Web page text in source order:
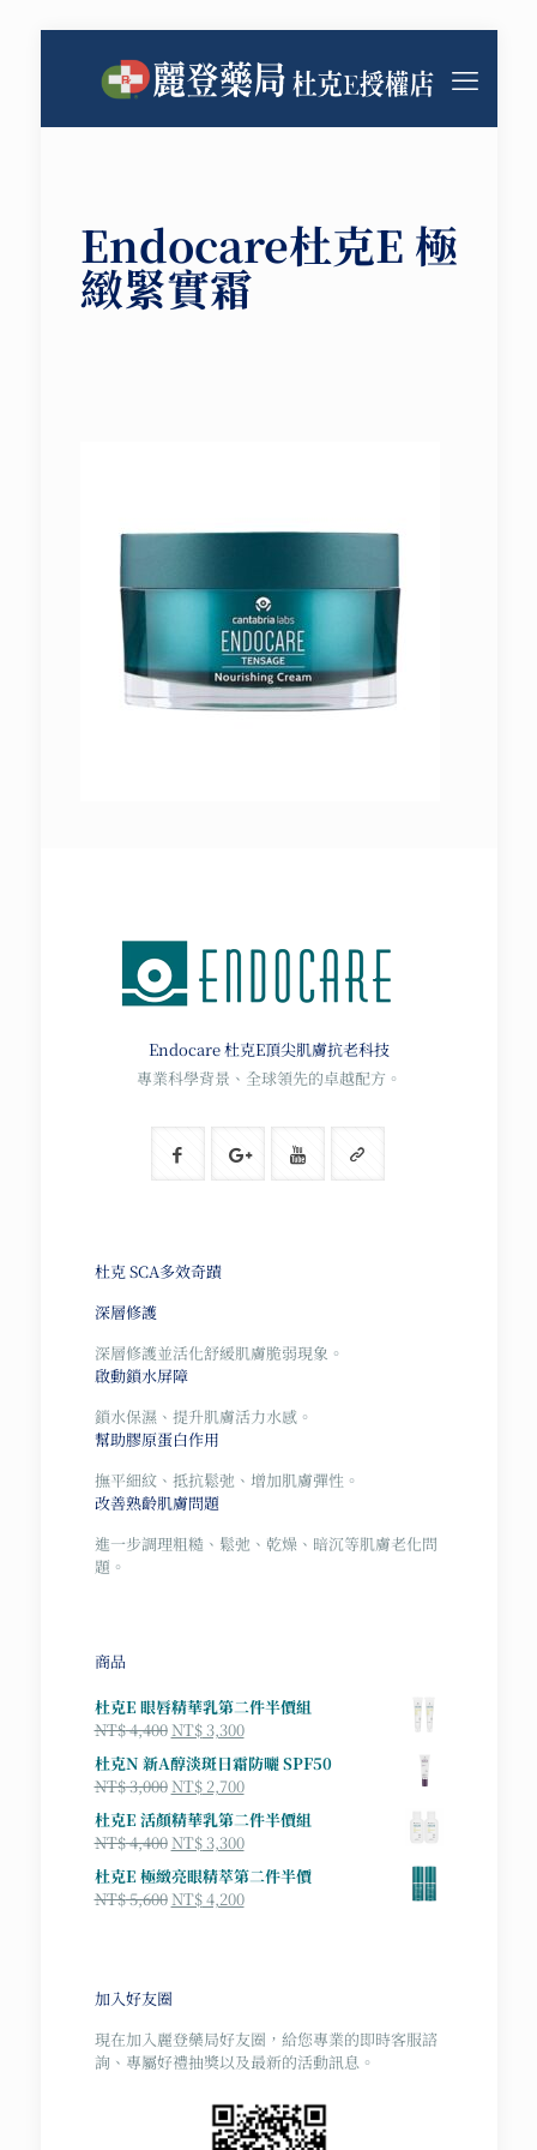
Endocare杜克E 極
緻緊實霜
Endocare 杜克E頂尖肌膚抗老科技
專業科學背景、全球領先的卓越配方。
杜克 SCA多效奇蹟
深層修護
深層修護並活化舒緩肌膚脆弱現象。
啟動鎖水屏障
鎖水保濕、提升肌膚活力水感。
幫助膠原蛋白作用
撫平細紋、抵抗鬆弛、增加肌膚彈性。
改善熟齡肌膚問題
進一步調理粗糙、鬆弛、乾燥、暗沉等肌膚老化問
題。
商品
杜克E 眼唇精華乳第二件半價組
NT$4,400原
始
價
格：
NT$ 4,400。
NT$3,300目
前
價
格：
NT$ 3,300。
杜克N 新A醇淡斑日霜防曬 SPF50
NT$3,000原
始
價
格：
NT$ 3,000。
NT$2,700目
前
價
格：
NT$ 2,700。
杜克E 活顏精華乳第二件半價組
NT$4,400原
始
價
格：
NT$3,300目
前
價
格：
杜克E 極緻亮眼精萃第二件半價
NT$5,600原
NT$ 5,600。
NT$4,200目
加入好友圈
現在加入麗登藥局好友圈，給您專業的即時客服諮
詢、專屬好禮抽獎以及最新的活動訊息。